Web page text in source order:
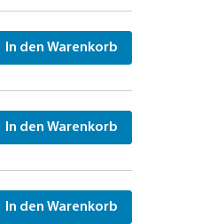
In den Warenkorb
In den Warenkorb
In den Warenkorb